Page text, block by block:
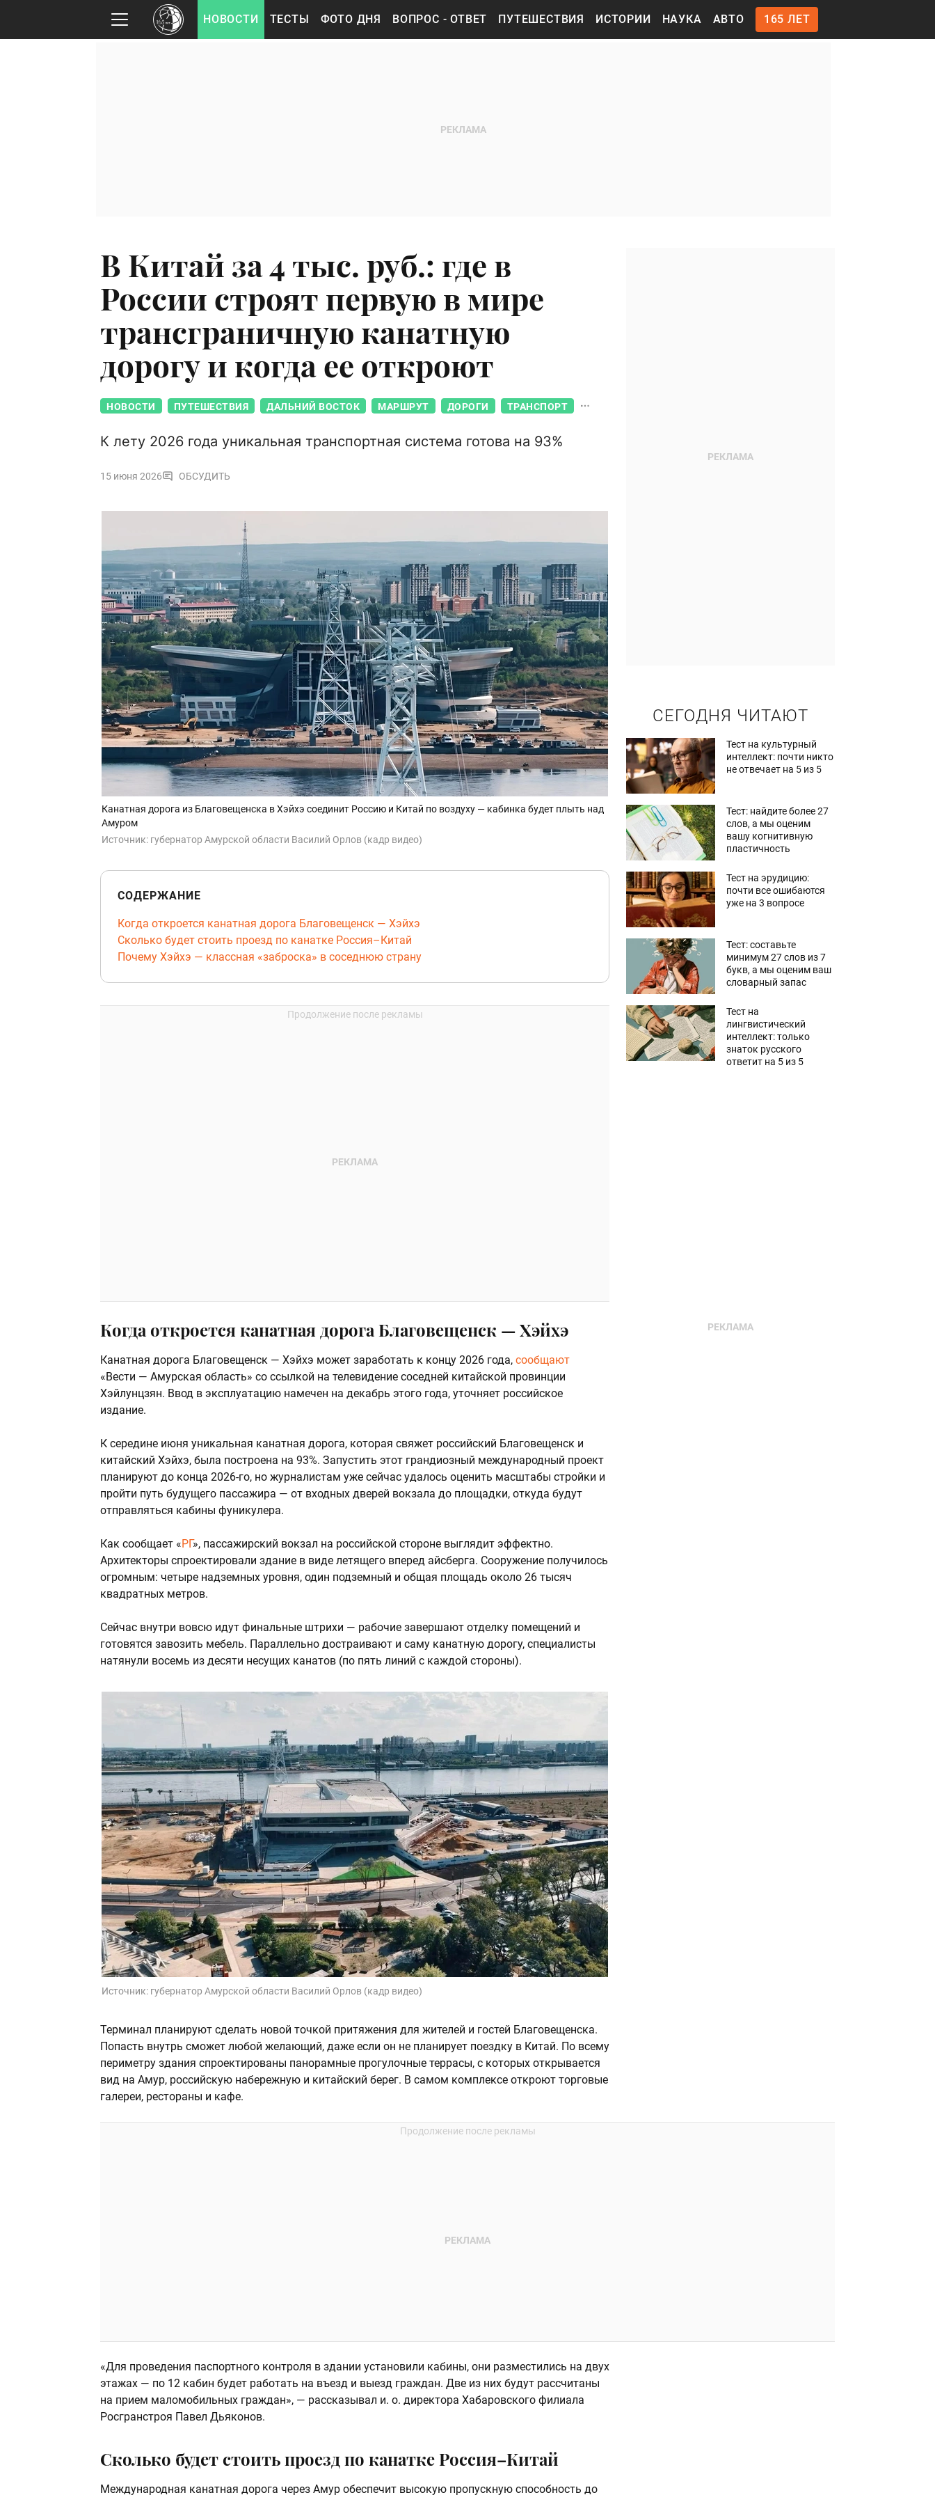
НОВОСТИ ТЕСТЫ ФОТО ДНЯ ВОПРОС - ОТВЕТ ПУТЕШЕСТВИЯ ИСТОРИИ НАУКА АВТО 165 ЛЕТ
В Китай за 4 тыс. руб.: где в
России строят первую в мире
трансграничную канатную
дорогу и когда ее откроют
НОВОСТИ ПУТЕШЕСТВИЯ ДАЛЬНИЙ ВОСТОК МАРШРУТ ДОРОГИ ТРАНСПОРТ
К лету 2026 года уникальная транспортная система готова на 93%
15 июня 2026 ОБСУДИТЬ
Канатная дорога из Благовещенска в Хэйхэ соединит Россию и Китай по воздуху — кабинка будет плыть над
Амуром
Источник: губернатор Амурской области Василий Орлов (кадр видео)
СОДЕРЖАНИЕ
Когда откроется канатная дорога Благовещенск — Хэйхэ
Сколько будет стоить проезд по канатке Россия–Китай
Почему Хэйхэ — классная «заброска» в соседнюю страну
Когда откроется канатная дорога Благовещенск — Хэйхэ
Канатная дорога Благовещенск — Хэйхэ может заработать к концу 2026 года, сообщают
«Вести — Амурская область» со ссылкой на телевидение соседней китайской провинции
Хэйлунцзян. Ввод в эксплуатацию намечен на декабрь этого года, уточняет российское
издание.
К середине июня уникальная канатная дорога, которая свяжет российский Благовещенск и
китайский Хэйхэ, была построена на 93%. Запустить этот грандиозный международный проект
планируют до конца 2026-го, но журналистам уже сейчас удалось оценить масштабы стройки и
пройти путь будущего пассажира — от входных дверей вокзала до площадки, откуда будут
отправляться кабины фуникулера.
Как сообщает «РГ», пассажирский вокзал на российской стороне выглядит эффектно.
Архитекторы спроектировали здание в виде летящего вперед айсберга. Сооружение получилось
огромным: четыре надземных уровня, один подземный и общая площадь около 26 тысяч
квадратных метров.
Сейчас внутри вовсю идут финальные штрихи — рабочие завершают отделку помещений и
готовятся завозить мебель. Параллельно достраивают и саму канатную дорогу, специалисты
натянули восемь из десяти несущих канатов (по пять линий с каждой стороны).
Источник: губернатор Амурской области Василий Орлов (кадр видео)
Терминал планируют сделать новой точкой притяжения для жителей и гостей Благовещенска.
Попасть внутрь сможет любой желающий, даже если он не планирует поездку в Китай. По всему
периметру здания спроектированы панорамные прогулочные террасы, с которых открывается
вид на Амур, российскую набережную и китайский берег. В самом комплексе откроют торговые
галереи, рестораны и кафе.
«Для проведения паспортного контроля в здании установили кабины, они разместились на двух
этажах — по 12 кабин будет работать на въезд и выезд граждан. Две из них будут рассчитаны
на прием маломобильных граждан», — рассказывал и. о. директора Хабаровского филиала
Росгранстроя Павел Дьяконов.
Сколько будет стоить проезд по канатке Россия–Китай
Международная канатная дорога через Амур обеспечит высокую пропускную способность до
СЕГОДНЯ ЧИТАЮТ
Тест на культурный
интеллект: почти никто
не отвечает на 5 из 5
Тест: найдите более 27
слов, а мы оценим
вашу когнитивную
пластичность
Тест на эрудицию:
почти все ошибаются
уже на 3 вопросе
Тест: составьте
минимум 27 слов из 7
букв, а мы оценим ваш
словарный запас
Тест на
лингвистический
интеллект: только
знаток русского
ответит на 5 из 5